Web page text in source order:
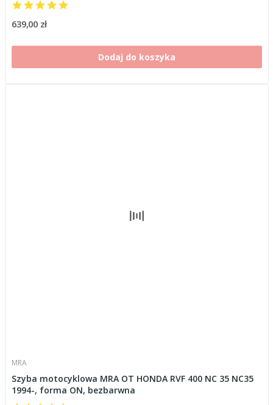
639,00 zł
Dodaj do koszyka
MRA
Szyba motocyklowa MRA OT HONDA RVF 400 NC 35 NC35
1994-, forma ON, bezbarwna